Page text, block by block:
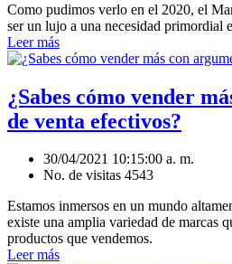
Como pudimos verlo en el 2020, el
ser un lujo a una necesidad primordial
Leer más
¿Sabes cómo vender
de venta efectivos?
30/04/2021 10:15:00 a. m.
No. de visitas 4543
Estamos inmersos en un mundo
existe una amplia variedad de marcas
productos que vendemos.
Leer más